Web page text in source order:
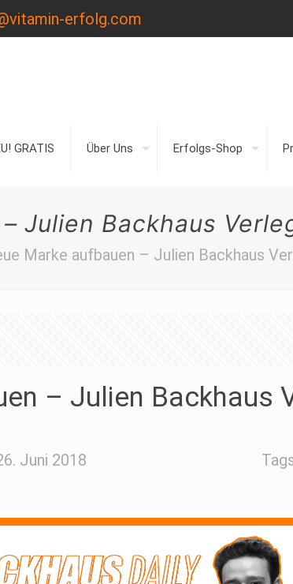
erfolg.com
GRATIS Über Uns Erfolgs-Shop
Julien Backhaus
Marke aufbauen – Julien Backhaus
– Julien Backhaus
Juni 2018